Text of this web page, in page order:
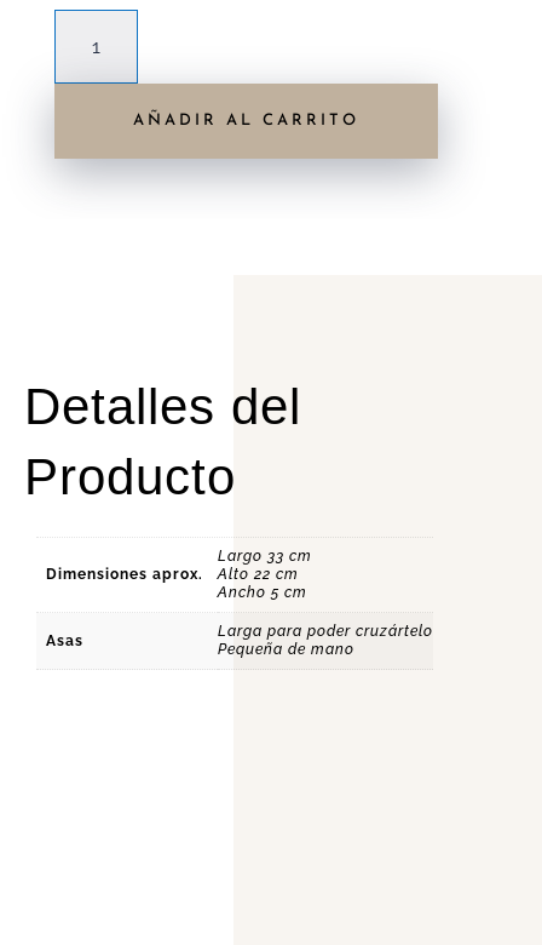
AÑADIR AL CARRITO
Detalles del
Producto
Dimensiones aprox.
Largo 33 cm
Alto 22 cm
Ancho 5 cm
Asas
Larga para poder cruzártelo
Pequeña de mano